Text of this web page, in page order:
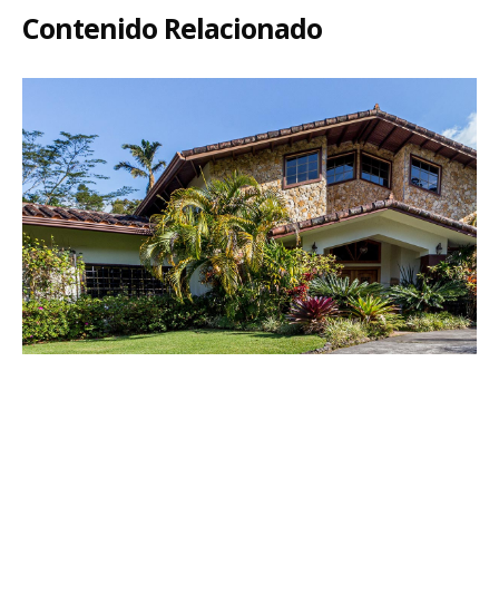
Contenido Relacionado